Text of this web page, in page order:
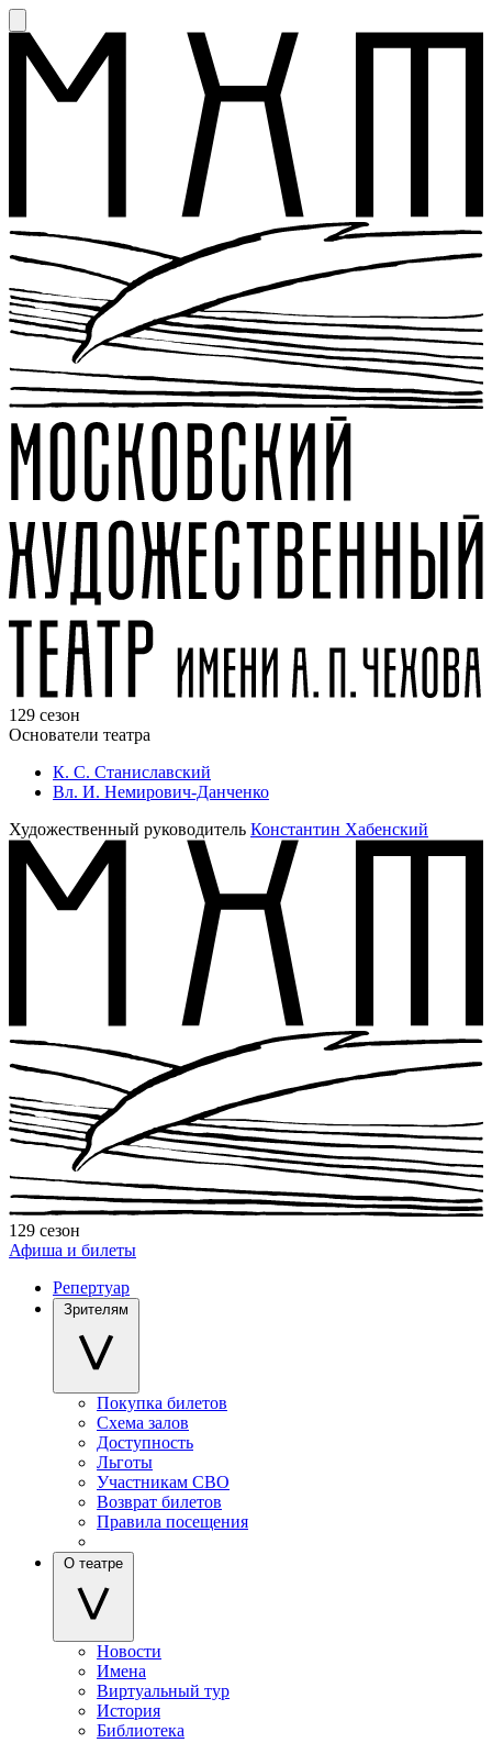
129 сезон
Основатели театра
К. С. Станиславский
Вл. И. Немирович-Данченко
Художественный руководитель Константин Хабенский
129 сезон
Афиша и билеты
Репертуар
Зрителям
Покупка билетов
Схема залов
Доступность
Льготы
Участникам СВО
Возврат билетов
Правила посещения
О театре
Новости
Имена
Виртуальный тур
История
Библиотека